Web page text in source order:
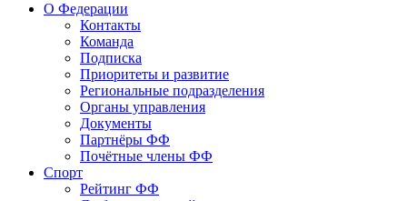
О Федерации
Контакты
Команда
Подписка
Приоритеты и развитие
Региональные подразделения
Органы управления
Документы
Партнёры ФФ
Почётные члены ФФ
Спорт
Рейтинг ФФ